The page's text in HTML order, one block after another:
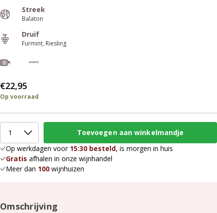
Streek
Balaton
Druif
Furmint Riesling
€22,95
Op voorraad
Op werkdagen voor 15:30 besteld, is morgen in huis
Gratis afhalen in onze wijnhandel
Meer dan 100 wijnhuizen
Omschrijving